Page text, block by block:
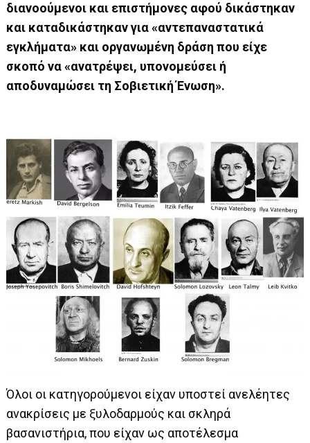
διανοούμενοι και επιστήμονες αφού δικάστηκαν
και καταδικάστηκαν για «αντεπαναστατικά
εγκλήματα» και οργανωμένη δράση που είχε
σκοπό να «ανατρέψει, υπονομεύσει ή
αποδυναμώσει τη Σοβιετική Ένωση».
Όλοι οι κατηγορούμενοι είχαν υποστεί ανελέητες
ανακρίσεις με ξυλοδαρμούς και σκληρά
βασανιστήρια, που είχαν ως αποτέλεσμα